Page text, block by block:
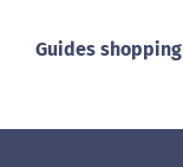
Guides shopping